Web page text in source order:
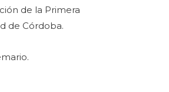
de la Primera
de Córdoba.